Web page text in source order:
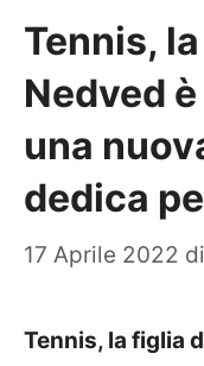
Tennis,
Nedved
una
dedica
17 Aprile 2022 di
Tennis, la figlia